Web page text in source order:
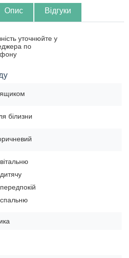
Опис Відгуки
уточнюйте у
по
білизни